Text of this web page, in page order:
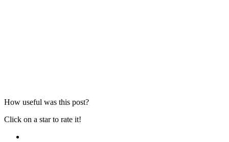
How useful was this post?
Click on a star to rate it!